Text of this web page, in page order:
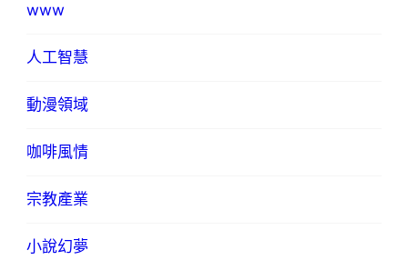
www
人工智慧
動漫領域
咖啡風情
宗教產業
小說幻夢